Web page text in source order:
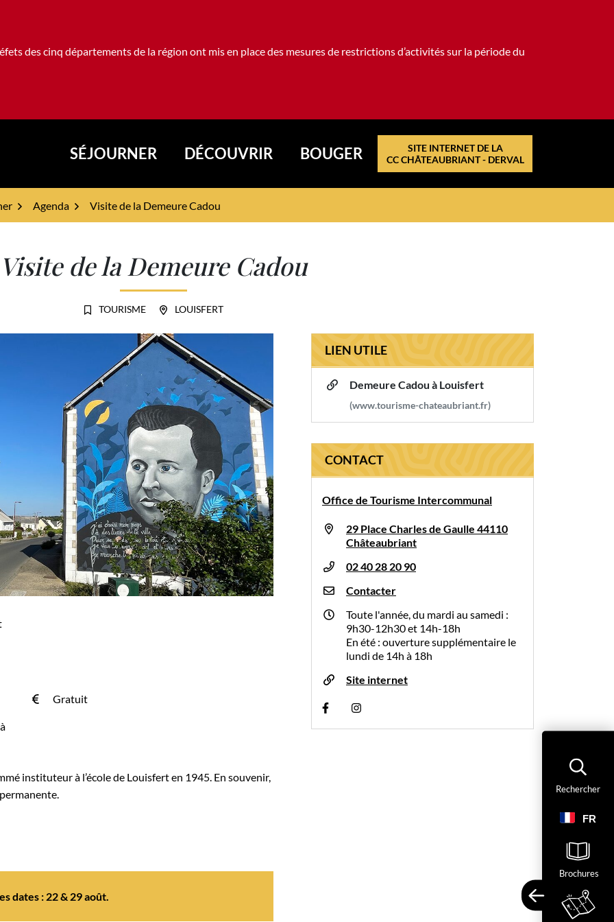
des cinq départements de la région ont mis en place des mesures de restrictions d’activités sur la période du
SÉJOURNER DÉCOUVRIR BOUGER
SITE INTERNET DE LA
CC CHÂTEAUBRIANT - DERVAL
Agenda Visite de la Demeure Cadou
Visite de la Demeure Cadou
TOURISME LOUISFERT
Gratuit
LIEN UTILE
Demeure Cadou à Louisfert
(www.tourisme-chateaubriant.fr)
CONTACT
Office de Tourisme Intercommunal
29 Place Charles de Gaulle 44110
Châteaubriant
02 40 28 20 90
Contacter
Toute l'année, du mardi au samedi :
9h30-12h30 et 14h-18h
En été : ouverture supplémentaire le
lundi de 14h à 18h
Site internet
Visiter la page Facebook (nouvelle fenêtre)
Visiter la page Instagram (nouvelle fenêtre)
instituteur à l’école de Louisfert en 1945. En souvenir,
dates : 22 & 29 août.
Rechercher
FR
Brochures
En